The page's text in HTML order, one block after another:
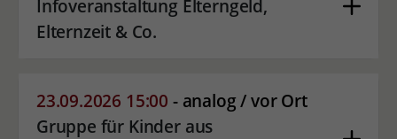
Infoveranstaltung Elterngeld,
Elternzeit & Co.
23.09.2026 15:00 - analog / vor Ort
Gruppe für Kinder aus